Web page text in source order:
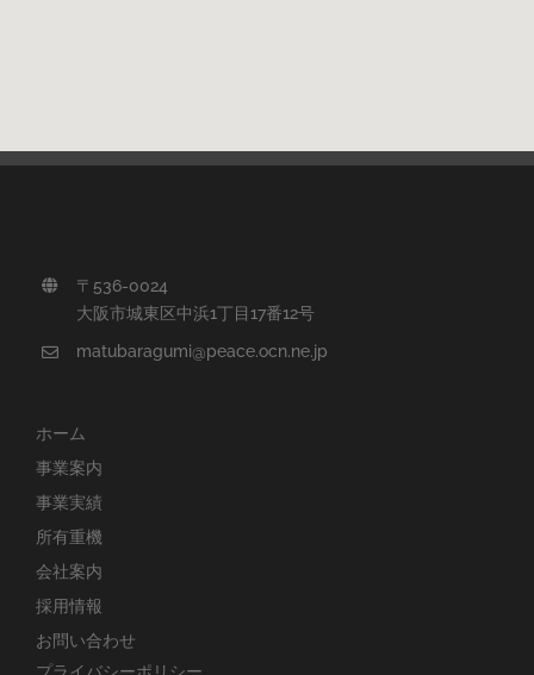
〒536-0024
大阪市城東区中浜1丁目17番12号
matubaragumi@peace.ocn.ne.jp
ホーム
事業案内
事業実績
所有重機
会社案内
採用情報
お問い合わせ